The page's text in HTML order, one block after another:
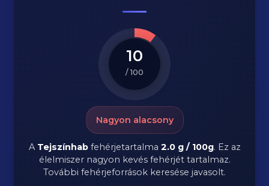
10
/ 100
Nagyon alacsony
A Tejszínhabfehérjetartalma 2.0 g / 100g. Ez az
élelmiszer nagyon kevés fehérjét tartalmaz.
További fehérjeforrások keresése javasolt.